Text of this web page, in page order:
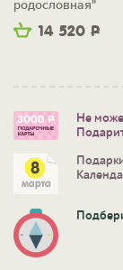
14 520 Р
родословная"
Не